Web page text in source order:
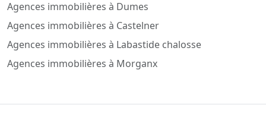
Agences immobilières à Dumes
Agences immobilières à Castelner
Agences immobilières à Labastide chalosse
Agences immobilières à Morganx